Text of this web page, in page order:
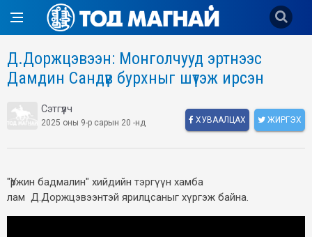
Д.Доржцэвээн: Монголчууд эртнээс
Дамдин Сандүв бурхныг шүтэж ирсэн
Сэтгүүлч
2025 оны 9-р сарын 20 -нд ХУВААЛЦАХ ЖИРГЭХ
"Үржин бадмалин" хийдийн тэргүүн хамба
лам Д.Доржцэвээнтэй ярилцсаныг хүргэж байна.